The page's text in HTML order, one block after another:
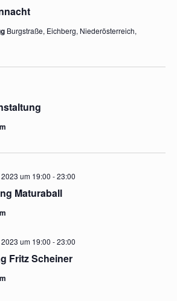
Burgstraße, Eichberg, Niederösterreich,
Maturaball
um 19:00 -23:00
Fritz Scheiner
um 19:00 -23:00